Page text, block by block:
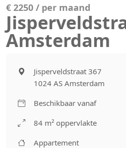
€ 2250 / per maand
Amsterdam
Jisperveldstraat 367
1024 AS Amsterdam
Beschikbaar vanaf
84 m² oppervlakte
Appartement